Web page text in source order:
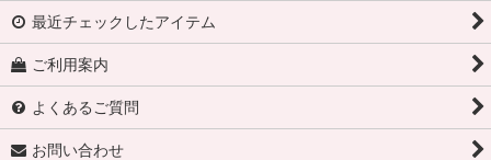
最近チェックしたアイテム
ご利用案内
よくあるご質問
お問い合わせ